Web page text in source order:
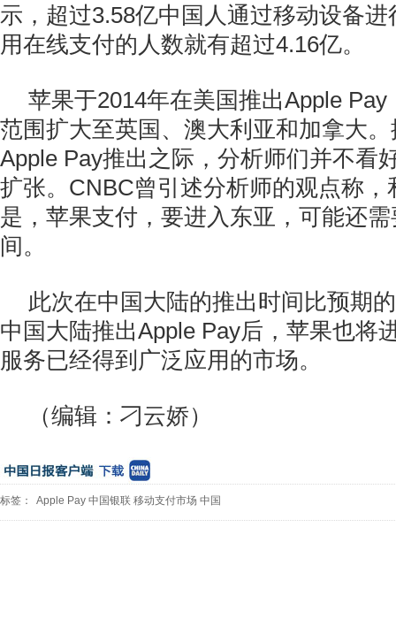
示，超过3.58亿中国人通过移动设备
用在线支付的人数就有超过4.16亿。
苹果于2014年在美国推出Apple
范围扩大至英国、澳大利亚和加拿大
Apple Pay推出之际，分析师们并不看
扩张。 CNBC曾引述分析师的观点称
是，苹果支付，要进入东亚，可能还
间。
此次在中国大陆的推出时间比预期
中国大陆推出Apple Pay后，苹果也将
服务已经得到广泛应用的市场。
（编辑：刁云娇）
标签： Apple Pay 中国银联 移动支付市场 中国